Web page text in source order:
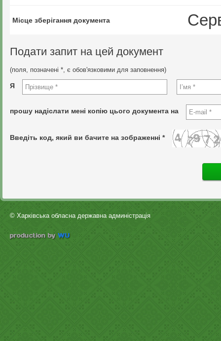
Місце зберігання документа
Подати запит на цей документ
(поля, позначені *, є обов'язковими для заповнення)
Я
прошу надіслати мені копію цього документа на
Введіть код, який ви бачите на зображенні *
© Харківська обласна державна админістрація